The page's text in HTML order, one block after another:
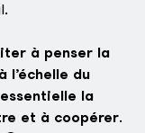
à penser la
l’échelle du
la
et à coopérer.